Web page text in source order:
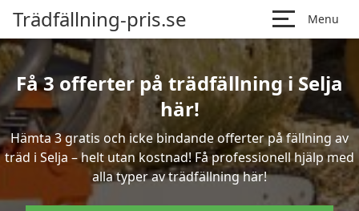
Trädfällning-pris.se Menu
Få 3 offerter på trädfällning i Selja
här!
Hämta 3 gratis och icke bindande offerter på fällning av
träd i Selja – helt utan kostnad! Få professionell hjälp med
alla typer av trädfällning här!